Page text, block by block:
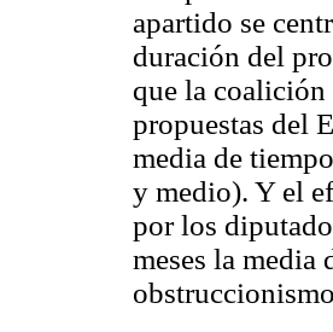
apartido se
duración del
que la coalición
propuestas del
media de
y medio). Y el
por los
meses la media